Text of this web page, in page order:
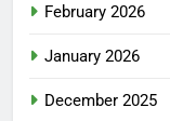
February 2026
January 2026
December 2025